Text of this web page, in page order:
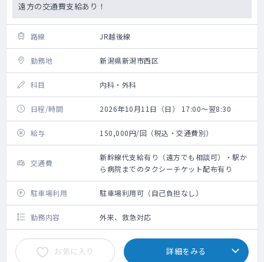
遠方の交通費支給あり！
路線 JR越後線
勤務地 新潟県新潟市西区
科目 内科・外科
日程/時間 2026年10月11日（日） 17:00～翌8:30
給与 150,000円/回（税込・交通費別）
交通費
新幹線代支給有り（遠方でも相談可）・駅か
ら病院までのタクシーチケット配布有り
駐車場利用 駐車場利用可（自己負担なし）
勤務内容 外来、救急対応
お気に入り 詳細をみる